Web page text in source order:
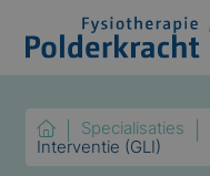
Specialisaties
Interventie (GLI)